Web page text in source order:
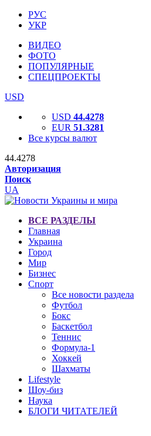
РУС
УКР
ВИДЕО
ФОТО
ПОПУЛЯРНЫЕ
СПЕЦПРОЕКТЫ
USD
USD 44.4278
EUR 51.3281
Все курсы валют
44.4278
Авторизация
Поиск
UA
ВСЕ РАЗДЕЛЫ
Главная
Украина
Город
Мир
Бизнес
Спорт
Все новости раздела
Футбол
Бокс
Баскетбол
Теннис
Формула-1
Хоккей
Шахматы
Lifestyle
Шоу-биз
Наука
БЛОГИ ЧИТАТЕЛЕЙ